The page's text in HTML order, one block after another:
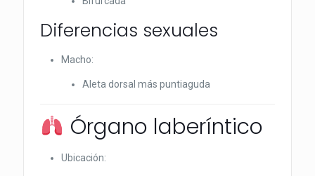
Diferencias sexuales
Macho:
Aleta dorsal más puntiaguda
Órgano laberíntico
Ubicación: